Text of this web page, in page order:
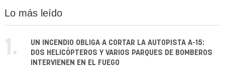
Lo más leído
1.
UN INCENDIO OBLIGA A CORTAR LA AUTOPISTA A-15:
DOS HELICÓPTEROS Y VARIOS PARQUES DE BOMBEROS
INTERVIENEN EN EL FUEGO